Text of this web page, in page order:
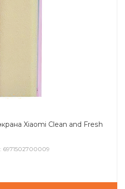
Xiaomi Clean and Fresh
6971502700009